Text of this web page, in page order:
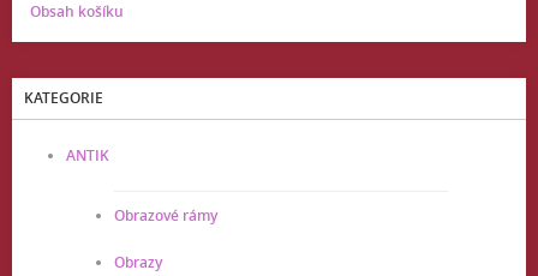
Obsah košíku
KATEGORIE
ANTIK
Obrazové rámy
Obrazy